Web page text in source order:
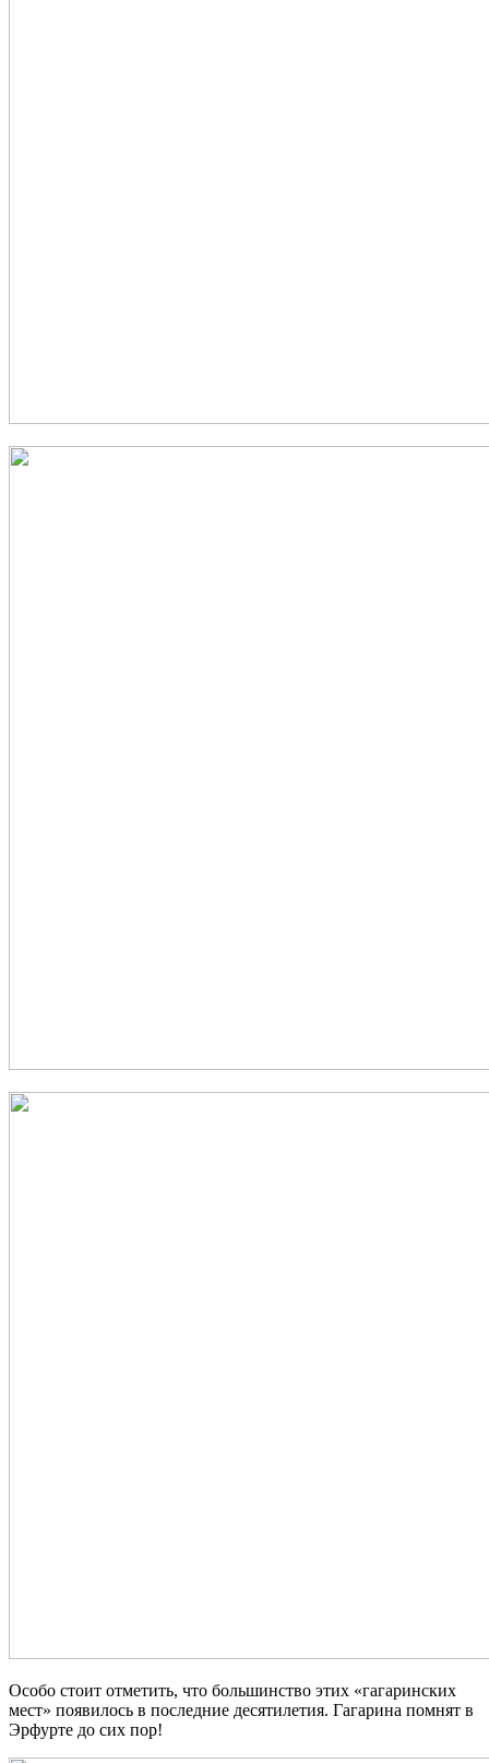
Особо стоит отметить, что большинство этих «гагаринских
мест» появилось в последние десятилетия. Гагарина помнят в
Эрфурте до сих пор!